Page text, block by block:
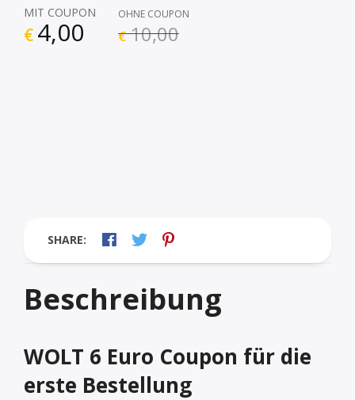
MIT COUPON
€ 4,00
OHNE COUPON
€ 10,00
SHARE:
Beschreibung
WOLT 6 Euro Coupon für die
erste Bestellung